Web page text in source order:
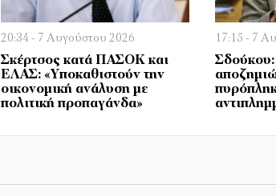
20:34 - 7 Αυγούστου 2026
Σκέρτσος κατά ΠΑΣΟΚ και
ΕΛΑΣ: «Υποκαθιστούν την
οικονομική ανάλυση με
πολιτική προπαγάνδα»
17:15 - 7
Σδούκου: